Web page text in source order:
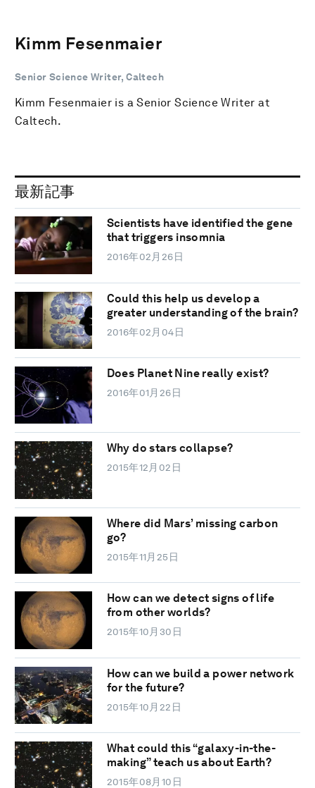
Kimm Fesenmaier
Senior Science Writer, Caltech
Kimm Fesenmaier is a Senior Science Writer at
Caltech.
最新記事
Scientists have identified the gene
that triggers insomnia
2016年02月26日
Could this help us develop a
greater understanding of the brain?
2016年02月04日
Does Planet Nine really exist?
2016年01月26日
Why do stars collapse?
2015年12月02日
Where did Mars’ missing carbon
go?
2015年11月25日
How can we detect signs of life
from other worlds?
2015年10月30日
How can we build a power network
for the future?
2015年10月22日
What could this “galaxy-in-the-
making” teach us about Earth?
2015年08月10日